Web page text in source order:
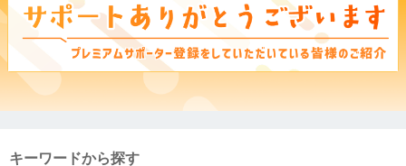
キーワードから探す